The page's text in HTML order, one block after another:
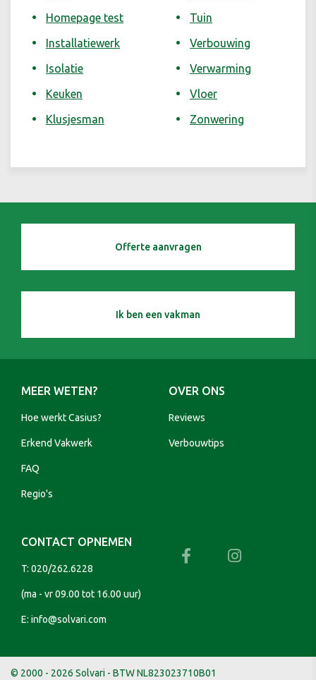
Homepage test
Installatiewerk
Isolatie
Keuken
Klusjesman
Tuin
Verbouwing
Verwarming
Vloer
Zonwering
Offerte aanvragen
Ik ben een vakman
MEER WETEN?
Hoe werkt Casius?
Erkend Vakwerk
FAQ
Regio's
OVER ONS
Reviews
Verbouwtips
CONTACT OPNEMEN
T: 020/262.6228
(ma - vr 09.00 tot 16.00 uur)
E: info@solvari.com
© 2000 - 2026 Solvari - BTW NL823023710B01